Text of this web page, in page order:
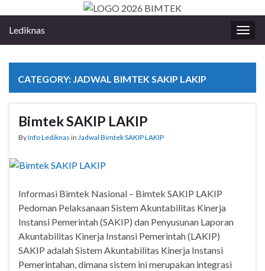
Lediknas
CATEGORY: JADWAL BIMTEK SAKIP LAKIP
Bimtek SAKIP LAKIP
ByInfo Lediknas in Jadwal Bimtek SAKIP LAKIP
Informasi Bimtek Nasional – Bimtek SAKIP LAKIP
Pedoman Pelaksanaan Sistem Akuntabilitas Kinerja
Instansi Pemerintah (SAKIP) dan Penyusunan Laporan
Akuntabilitas Kinerja Instansi Pemerintah (LAKIP)
SAKIP adalah Sistem Akuntabilitas Kinerja Instansi
Pemerintahan, dimana sistem ini merupakan integrasi